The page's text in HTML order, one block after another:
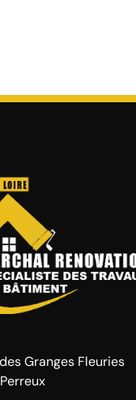
Granges Fleuries